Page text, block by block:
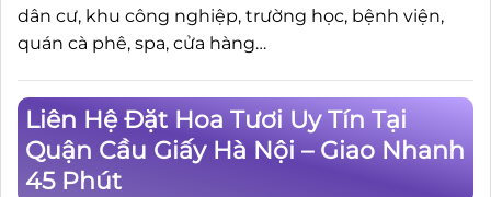
dân cư, khu công nghiệp, trường học, bệnh viện,
quán cà phê, spa, cửa hàng…
Liên Hệ Đặt Hoa Tươi Uy Tín Tại
Quận Cầu Giấy Hà Nội – Giao Nhanh
45 Phút